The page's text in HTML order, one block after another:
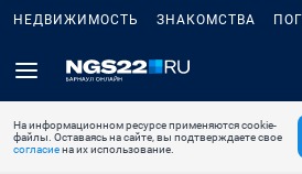
НЕДВИЖИМОСТЬ ЗНАКОМСТВА
На информационном ресурсе применяются cookie-
файлы. Оставаясь на сайте, вы подтверждаете свое
согласиена их использование.